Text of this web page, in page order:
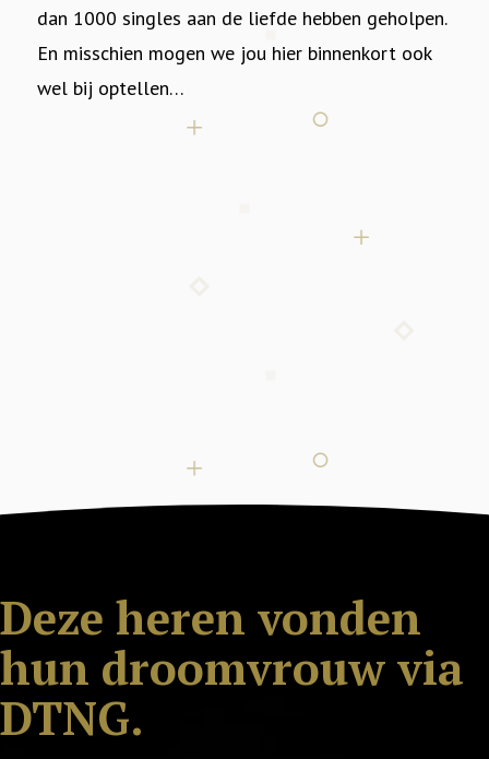
dan 1000 singles aan de liefde hebben geholpen.
En misschien mogen we jou hier binnenkort ook
wel bij optellen…
Deze heren vonden
hun droomvrouw via
DTNG.